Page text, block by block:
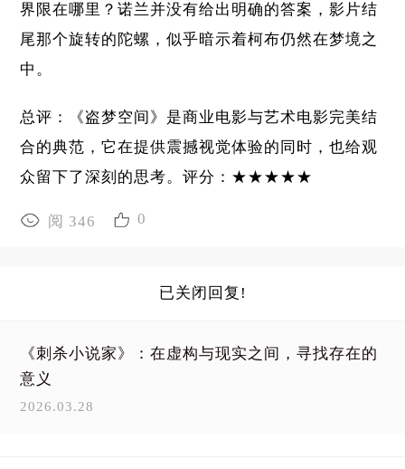
界限在哪里？诺兰并没有给出明确的答案，影片结
尾那个旋转的陀螺，似乎暗示着柯布仍然在梦境之
中。
总评：《盗梦空间》是商业电影与艺术电影完美结
合的典范，它在提供震撼视觉体验的同时，也给观
众留下了深刻的思考。评分：★★★★★
阅 346 0
已关闭回复!
《刺杀小说家》：在虚构与现实之间，寻找存在的
意义
2026.03.28